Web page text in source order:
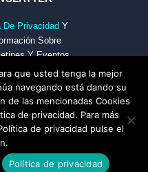
De Privacidad Y
Sobre
Y Eventos
Electrónicos.
Subscríbete
UX-UI Consultant By AGM
que usted tenga la mejor
navegando está dando su
de las mencionadas Cookies
de privacidad. Para más
de privacidad pulse el
Política de privacidad